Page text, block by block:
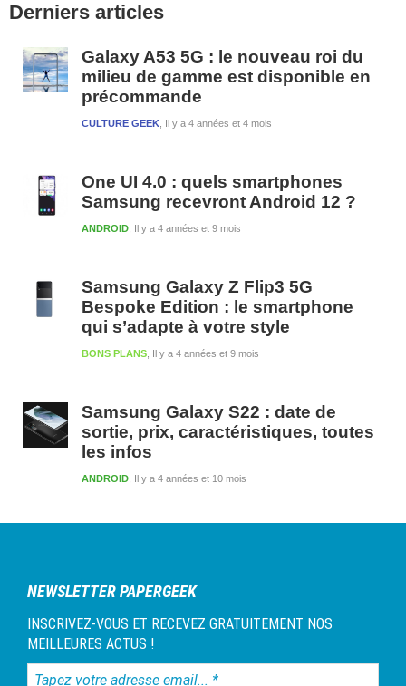
latérale
Derniers articles
Galaxy A53 5G : le nouveau roi du
milieu de gamme est disponible en
précommande
Il y a 4 années et 4 mois
CULTURE GEEK
One UI 4.0 : quels smartphones
Samsung recevront Android 12 ?
Il y a 4 années et 9 mois
ANDROID
Samsung Galaxy Z Flip3 5G
Bespoke Edition : le smartphone
qui s’adapte à votre style
Il y a 4 années et 9 mois
BONS PLANS
Samsung Galaxy S22 : date de
sortie, prix, caractéristiques, toutes
les infos
Il y a 4 années et 10 mois
ANDROID
NEWSLETTER PAPERGEEK
INSCRIVEZ-VOUS ET RECEVEZ GRATUITEMENT NOS
MEILLEURES ACTUS !
Tapez